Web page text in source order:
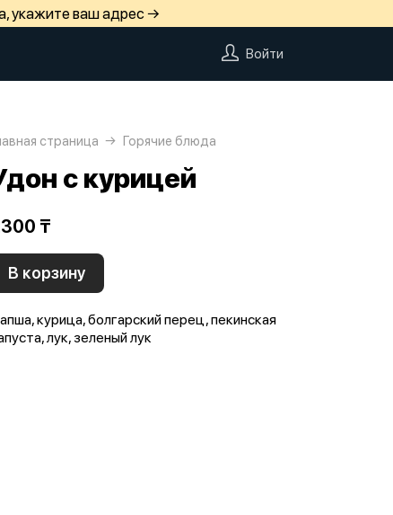
укажите ваш адрес →
Войти
страница Горячие блюда
с курицей
₸
В корзину
курица, болгарский перец, пекинская
лук, зеленый лук